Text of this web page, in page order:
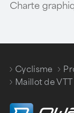
Charte
Cyclisme
/
/
Maillot de VTT